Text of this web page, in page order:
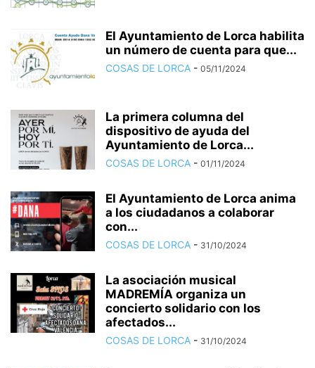
El Ayuntamiento de Lorca habilita
un número de cuenta para que...
COSAS DE LORCA - 05/11/2024
La primera columna del
dispositivo de ayuda del
Ayuntamiento de Lorca...
COSAS DE LORCA - 01/11/2024
El Ayuntamiento de Lorca anima
a los ciudadanos a colaborar
con...
COSAS DE LORCA - 31/10/2024
La asociación musical
MADREMÍA organiza un
concierto solidario con los
afectados...
COSAS DE LORCA - 31/10/2024